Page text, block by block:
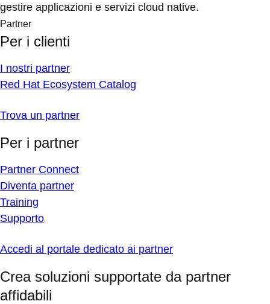
gestire applicazioni e servizi cloud native.
Partner
Per i clienti
I nostri partner
Red Hat Ecosystem Catalog
Trova un partner
Per i partner
Partner Connect
Diventa partner
Training
Supporto
Accedi al portale dedicato ai partner
Crea soluzioni supportate da partner
affidabili